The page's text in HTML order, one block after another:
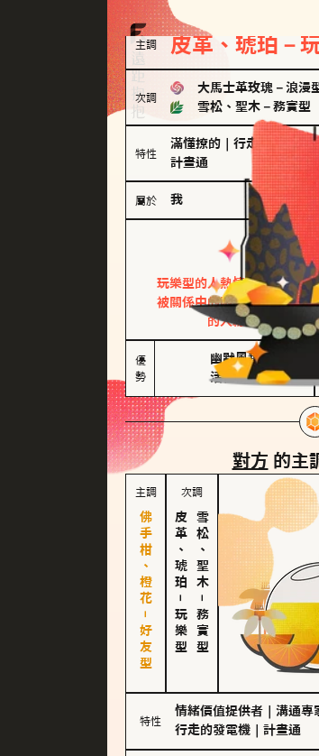
主調 皮革、琥珀－
次調
大馬士革玫瑰 － 浪漫
雪松、聖木 － 務實型
特性
滿懂撩的 行走的發電機
計畫通
屬於 我
玩
皮革
玩樂型的人熱情洋溢，視戀
被關係中的限制綑綁。無論
的人總能帶來樂趣
優
勢
幽默風趣
活在當下
對方 的主
主調
佛手柑、橙花－好友型
次調
皮革、琥珀
－
玩樂型
雪松、聖木
－
務實型
特性
情緒價值提供者 溝通專
行走的發電機
計畫通